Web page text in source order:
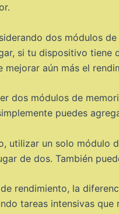
dos módulos
si tu dispositivo tiene
mejorar aún más el
dos módulos de
puedes
utilizar un solo módulo
de dos. También
rendimiento, la
tareas intensivas